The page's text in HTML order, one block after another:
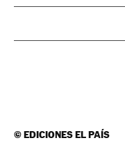
©EDICIONES EL PAÍS